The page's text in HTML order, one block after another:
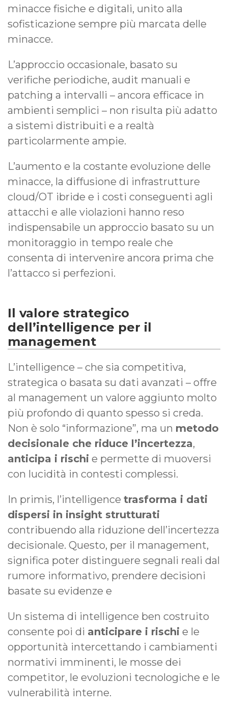
minacce fisiche e digitali, unito alla
sofisticazione sempre più marcata delle
minacce.
L’approccio occasionale, basato su
verifiche periodiche, audit manuali e
patching a intervalli – ancora efficace in
ambienti semplici – non risulta più adatto
a sistemi distribuiti e a realtà
particolarmente ampie.
L’aumento e la costante evoluzione delle
minacce, la diffusione di infrastrutture
cloud/OT ibride e i costi conseguenti agli
attacchi e alle violazioni hanno reso
indispensabile un approccio basato su un
monitoraggio in tempo reale che
consenta di intervenire ancora prima che
l’attacco si perfezioni.
Il valore strategico
dell’intelligence per il
management
L’intelligence – che sia competitiva,
strategica o basata su dati avanzati – offre
al management un valore aggiunto molto
più profondo di quanto spesso si creda.
Non è solo “informazione”, ma un metodo
decisionale che riduce l’incertezza,
anticipa i rischi e permette di muoversi
con lucidità in contesti complessi.
In primis, l’intelligence trasforma i dati
dispersi in insight strutturati
contribuendo alla riduzione dell’incertezza
decisionale. Questo, per il management,
significa poter distinguere segnali reali dal
rumore informativo, prendere decisioni
basate su evidenze e
Un sistema di intelligence ben costruito
consente poi di anticipare i rischi e le
opportunità intercettando i cambiamenti
normativi imminenti, le mosse dei
competitor, le evoluzioni tecnologiche e le
vulnerabilità interne.